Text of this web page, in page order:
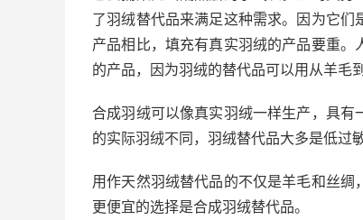
了羽绒替代品来满足这种需求。因为它
产品相比，填充有真实羽绒的产品要重
的产品，因为羽绒的替代品可以用从羊毛
合成羽绒可以像真实羽绒一样生产，具
的实际羽绒不同，羽绒替代品大多是低过
用作天然羽绒替代品的不仅是羊毛和丝
更便宜的选择是合成羽绒替代品。